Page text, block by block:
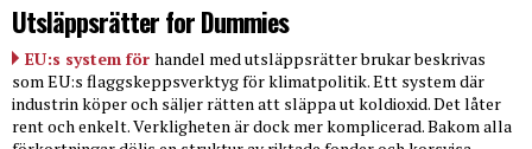
Utsläppsrätter for Dummies
EU:s system för handel med utsläppsrätter brukar beskrivas
som EU:s flaggskeppsverktyg för klimatpolitik. Ett system där
industrin köper och säljer rätten att släppa ut koldioxid. Det låter
rent och enkelt. Verkligheten är dock mer komplicerad. Bakom alla